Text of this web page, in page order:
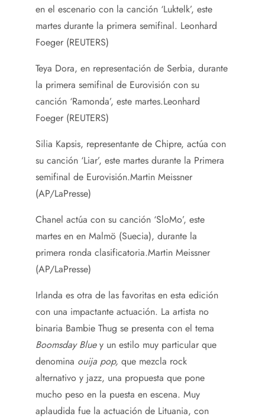
en el escenario con la canción ‘Luktelk’, este
martes durante la primera semifinal. Leonhard
Foeger (REUTERS)
Teya Dora, en representación de Serbia, durante
la primera semifinal de Eurovisión con su
canción ‘Ramonda’, este martes.Leonhard
Foeger (REUTERS)
Silia Kapsis, representante de Chipre, actúa con
su canción ‘Liar’, este martes durante la Primera
semifinal de Eurovisión.Martin Meissner
(AP/LaPresse)
Chanel actúa con su canción ‘SloMo’, este
martes en en Malmö (Suecia), durante la
primera ronda clasificatoria.Martin Meissner
(AP/LaPresse)
Irlanda es otra de las favoritas en esta edición
con una impactante actuación. La artista no
binaria Bambie Thug se presenta con el tema
Boomsday Bluey un estilo muy particular que
denomina ouija pop, que mezcla rock
alternativo y jazz, una propuesta que pone
mucho peso en la puesta en escena. Muy
aplaudida fue la actuación de Lituania, con